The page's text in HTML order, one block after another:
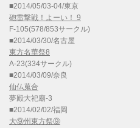
■2014/05/03-04/東京
砲雷撃戦！よーい！ 9
F-105(578/853サークル)
■2014/03/30/名古屋
東方名華祭8
A-23(334サークル)
■2014/03/09/奈良
仙仏蒐合
夢殿大祀廟-3
■2014/02/02/福岡
大⑨州東方祭⑨